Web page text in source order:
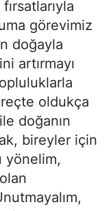
Şırnak
Ardahan
fırsatlarıyla
görevimiz
doğayla
artırmayı
oldukça
ile doğanın
bireyler için
yönelim,